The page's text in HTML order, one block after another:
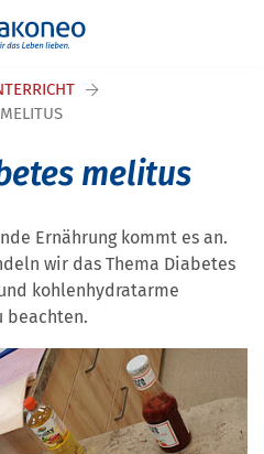
melitus
Ernährung kommt es an.
wir das Thema Diabetes
kohlenhydratarme
beachten.